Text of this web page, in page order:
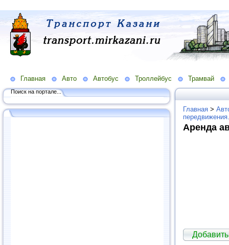
Главная Авто Автобус Троллейбус Трамвай
Поиск на портале...
Главная >
Аренда